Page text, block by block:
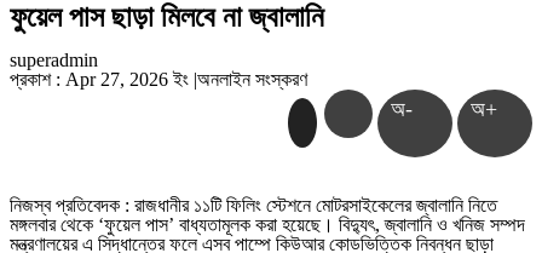
ফুয়েল পাস ছাড়া মিলবে না জ্বালানি
superadmin
প্রকাশ : Apr 27, 2026 ইং |অনলাইন সংস্করণ
অ- অ+
নিজস্ব প্রতিবেদক : রাজধানীর ১১টি ফিলিং স্টেশনে মোটরসাইকেলের জ্বালানি নিতে
মঙ্গলবার থেকে ‘ফুয়েল পাস’ বাধ্যতামূলক করা হয়েছে। বিদ্যুৎ, জ্বালানি ও খনিজ সম্পদ
মন্ত্রণালয়ের এ সিদ্ধান্তের ফলে এসব পাম্পে কিউআর কোডভিত্তিক নিবন্ধন ছাড়া